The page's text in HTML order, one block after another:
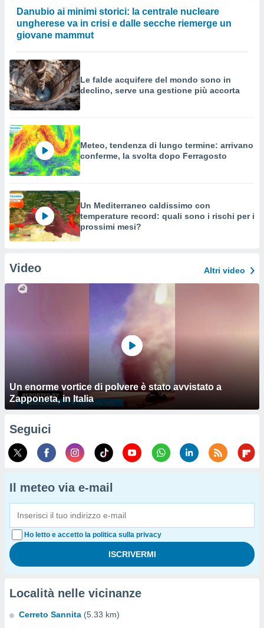
Danubio ai minimi storici: la centrale nucleare
ungherese va in crisi e dalle secche riemerge un
giovane mammut
Le falde acquifere del mondo sono in
declino, serve una gestione più accorta
Meteo, tendenza di lungo termine: arrivano
conferme, la svolta dopo Ferragosto
Un Mediterraneo caldissimo con
temperature record: quali sono i rischi per i
prossimi mesi?
Video Altri video
Un enorme vortice di polvere è stato avvistato a
Zapponeta, in Italia
Seguici
Il meteo via e-mail
Ho letto e accetto la politica sulla privacy
Località nelle vicinanze
Cerreto Sannita (5.33 km)